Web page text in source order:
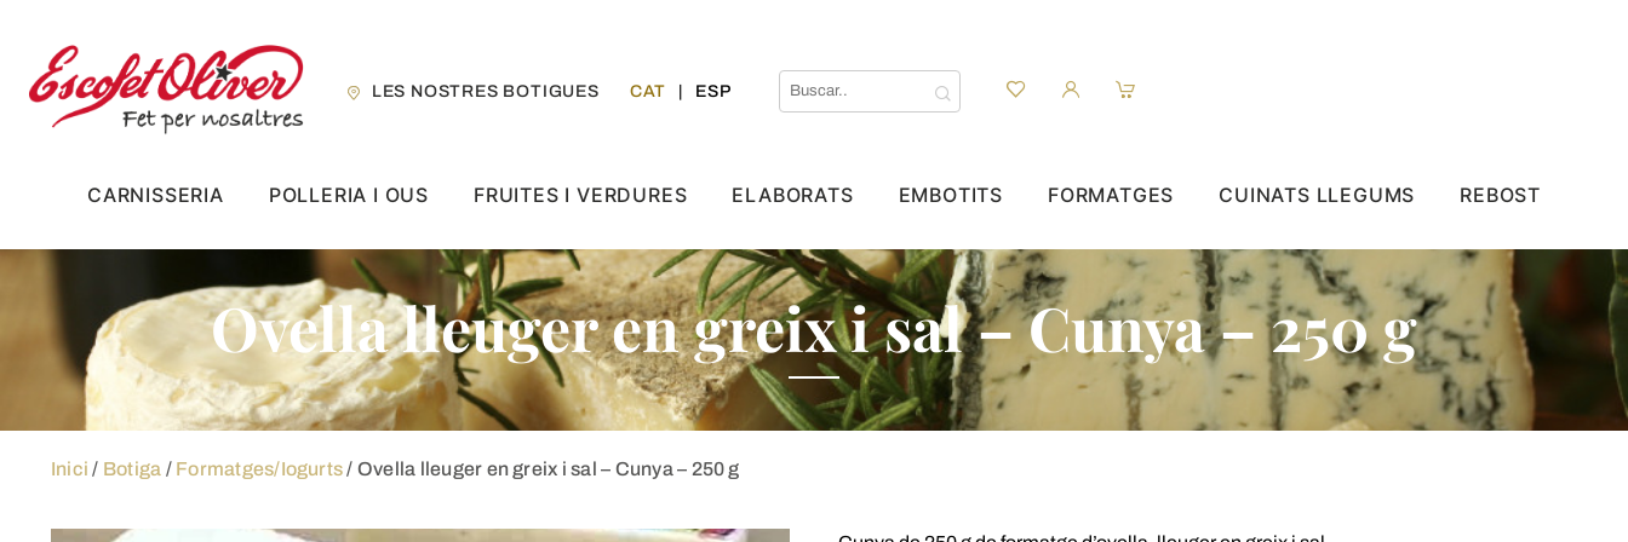
content
LES NOSTRES BOTIGUES CAT ESP
CARNISSERIA POLLERIA I OUS FRUITES I VERDURES ELABORATS EMBOTITS FORMATGES CUINATS LLEGUMS REBOST
Ovella lleuger en greix i sal – Cunya – 250 g
Inici / Botiga / Formatges/Iogurts/ Ovella lleuger en greix i sal – Cunya – 250 g